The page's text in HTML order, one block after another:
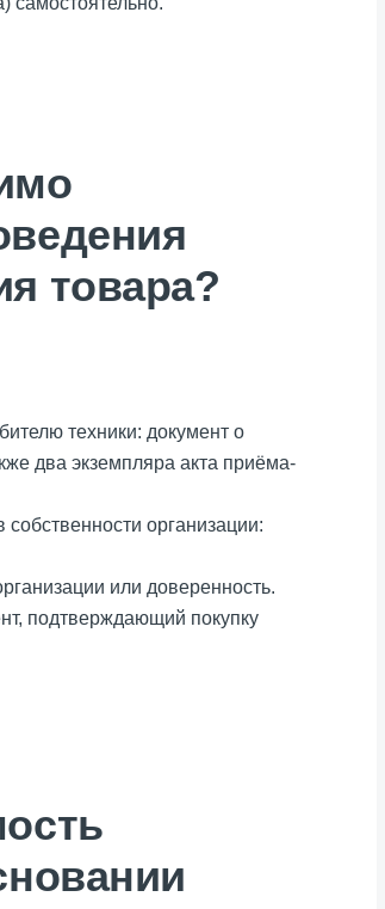
товара?
техники: документ о
два экземпляра акта приёма-
организации:
или доверенность.
подтверждающий покупку